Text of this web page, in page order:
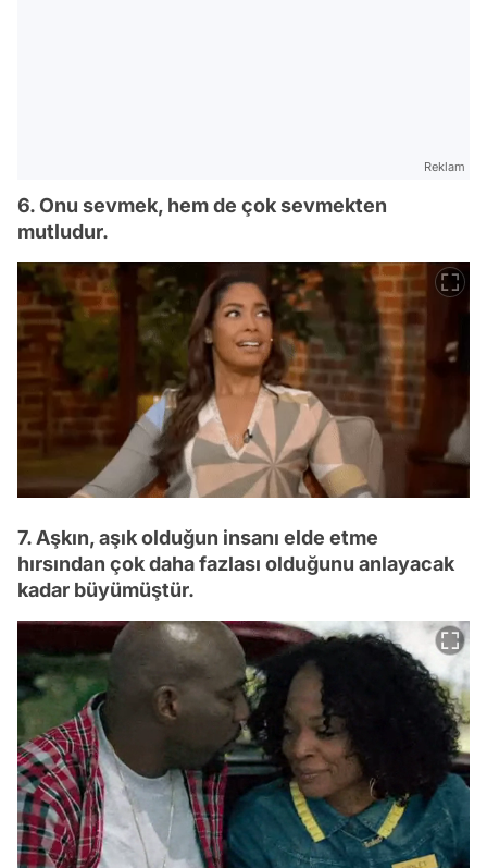
Reklam
6. Onu sevmek, hem de çok sevmekten
mutludur.
7. Aşkın, aşık olduğun insanı elde etme
hırsından çok daha fazlası olduğunu anlayacak
kadar büyümüştür.